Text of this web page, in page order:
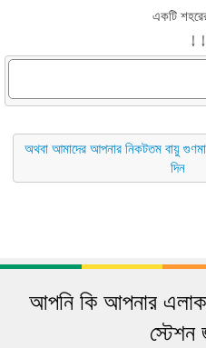
একটি
↓
অথবা আমাদের আপনার নিকটতম বায়ু
দিন
আপনি কি আপনার
স্টেশন